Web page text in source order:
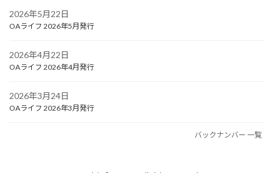
2026年5月22日
OAライフ 2026年5月発行
2026年4月22日
OAライフ 2026年4月発行
2026年3月24日
OAライフ 2026年3月発行
バックナンバー 一覧